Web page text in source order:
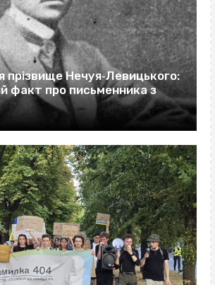
прізвище Нечуя‐Левицького:
факт про письменника з